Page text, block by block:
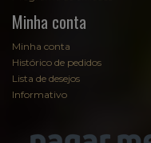
Minha conta
Minha conta
Histórico de pedidos
Lista de desejos
Informativo